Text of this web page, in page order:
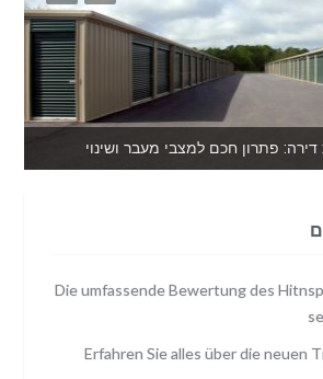
פתרון חכם למצבי מעבר ושינוי
Die umfassende Bewertung des
Erfahren Sie alles über die neuen